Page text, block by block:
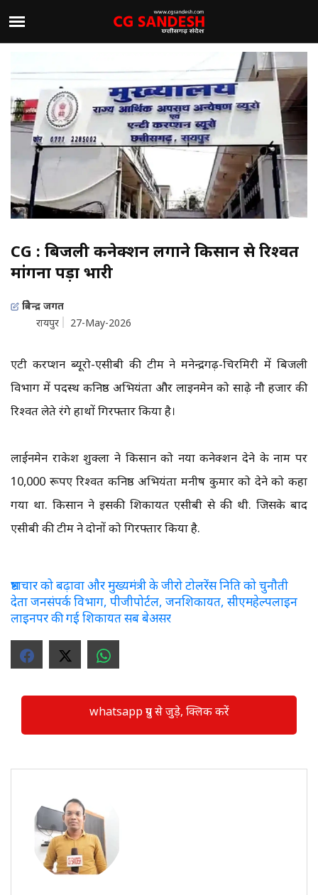
CG : बिजली कनेक्शन लगाने किसान से रिश्वत
मांगना पड़ा भारी
त्रिवेन्द्र जगत
रायपुर
27-May-2026
एंटी करप्शन ब्यूरो-एसीबी की टीम ने मनेन्द्रगढ़-चिरमिरी में बिजली
विभाग में पदस्थ कनिष्ठ अभियंता और लाइनमेन को साढ़े नौ हजार की
रिश्वत लेते रंगे हाथों गिरफ्तार किया है।
लाईनमेन राकेश शुक्ला ने किसान को नया कनेक्शन देने के नाम पर
10,000 रूपए रिश्वत कनिष्ठ अभियंता मनीष कुमार को देने को कहा
गया था. किसान ने इसकी शिकायत एसीबी से की थी. जिसके बाद
एसीबी की टीम ने दोनों को गिरफ्तार किया है.
भ्रष्टाचार को बढ़ावा और मुख्यमंत्री के जीरो टोलरेंस निति को चुनौती
देता जनसंपर्क विभाग, पीजीपोर्टल, जनशिकायत, सीएमहेल्पलाइन
लाइनपर की गई शिकायत सब बेअसर
whatsapp ग्रुप से जुड़े, क्लिक करें